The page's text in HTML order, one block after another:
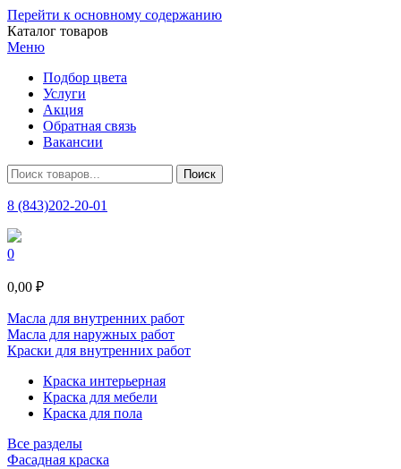
Перейти к основному содержанию
Каталог товаров
Меню
Подбор цвета
Услуги
Акция
Обратная связь
Вакансии
8 (843)202-20-01
0
0,00 ₽
Масла для внутренних работ
Масла для наружных работ
Краски для внутренних работ
Краска интерьерная
Краска для мебели
Краска для пола
Все разделы
Фасадная краска